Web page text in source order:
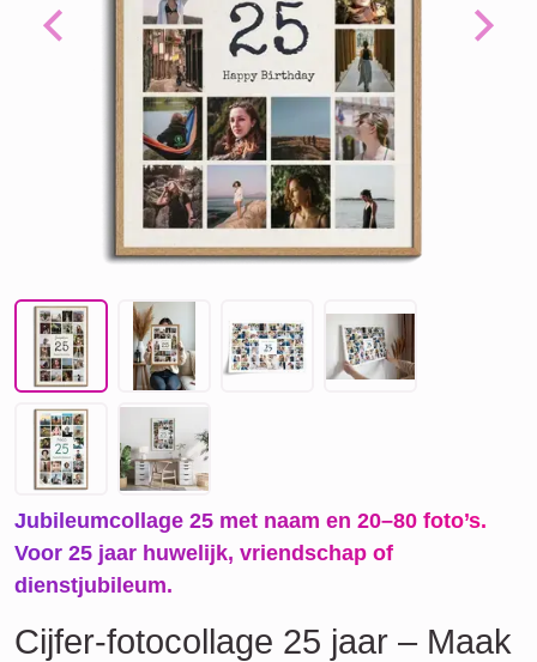
Previous Next
Jubileumcollage 25 met naam en 20–80 foto’s.
Voor 25 jaar huwelijk, vriendschap of
dienstjubileum.
Cijfer-fotocollage 25 jaar – Maak